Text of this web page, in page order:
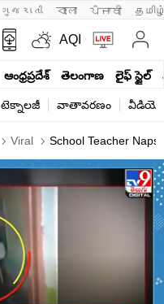
ગુજરાતી বাংলা ਪੰਜਾਬੀ
AQI
ఆంధ్రప్రదేశ్ తెలంగాణ లైఫ్ స్టైల్
టెక్నాలజీ వాతావరణం
Viral School Teacher